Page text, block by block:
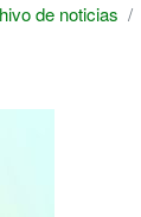
de noticias